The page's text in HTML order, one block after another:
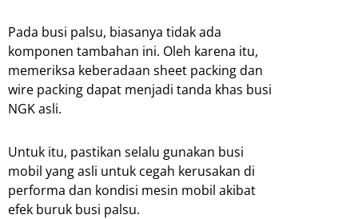
Pada busi palsu, biasanya tidak ada
komponen tambahan ini. Oleh karena itu,
memeriksa keberadaan sheet packing dan
wire packing dapat menjadi tanda khas busi
NGK asli.
Untuk itu, pastikan selalu gunakan busi
mobil yang asli untuk cegah kerusakan di
performa dan kondisi mesin mobil akibat
efek buruk busi palsu.